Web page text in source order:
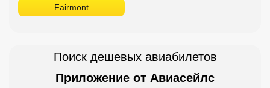
Fairmont
Поиск дешевых авиабилетов
Приложение от Авиасейлс